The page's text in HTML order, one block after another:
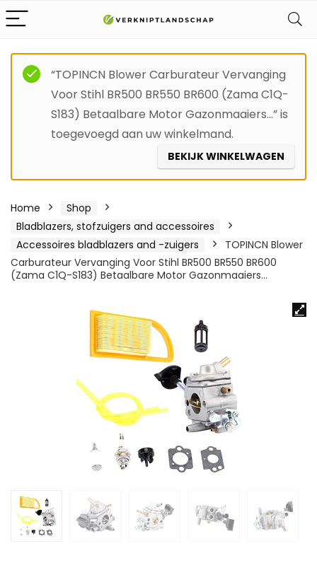
“TOPINCN Blower Carburateur Vervanging
Voor Stihl BR500 BR550 BR600 (Zama C1Q-
S183) Betaalbare Motor Gazonmaaiers…” is
toegevoegd aan uw winkelmand.
BEKIJK WINKELWAGEN
Home
Shop
Bladblazers, stofzuigers and accessoires
Accessoires bladblazers and -zuigers
TOPINCN Blower
Carburateur Vervanging Voor Stihl BR500 BR550 BR600
(Zama C1Q-S183) Betaalbare Motor Gazonmaaiers…